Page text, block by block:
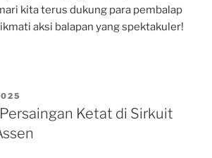
kita terus dukung para pembalap
aksi balapan yang spektakuler!
Ketat di Sirkuit